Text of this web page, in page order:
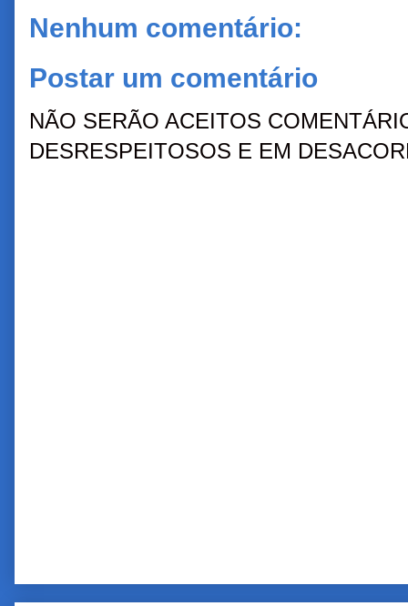
Nenhum comentário:
Postar um comentário
NÃO SERÃO ACEITOS
DESRESPEITOSOS E EM